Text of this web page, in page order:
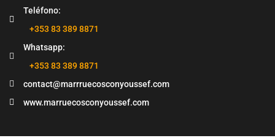
Teléfono:
‪+353 83 389 8871‬
Whatsapp:
‪+353 83 389 8871‬
contact@marrruecosconyoussef.com
www.marruecosconyoussef.com